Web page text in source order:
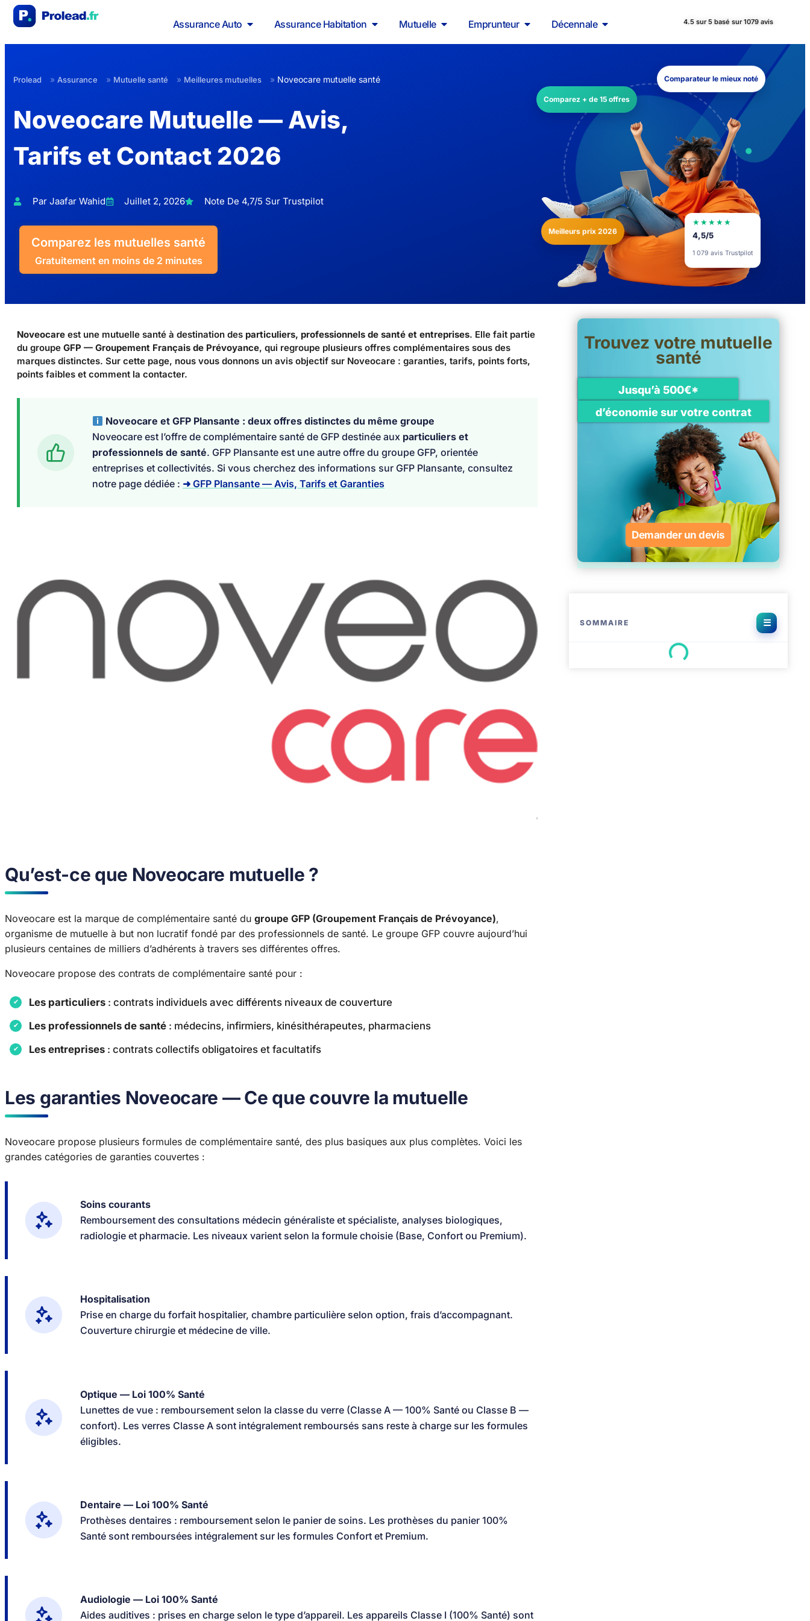
Assurance Auto Assurance Habitation Mutuelle Emprunteur Décennale 4.5 sur 5 basé sur 1079 avis
Prolead » Assurance » Mutuelle santé » Meilleures mutuelles » Noveocare mutuelle santé
Noveocare Mutuelle — Avis,
Tarifs et Contact 2026
Par Jaafar Wahid Juillet 2, 2026 Note De 4,7/5 Sur Trustpilot
Comparez les mutuelles santé
Gratuitement en moins de 2 minutes
Comparez + de 15 offres
Meilleurs prix 2026
Comparateur le mieux noté
★★★★★
4,5/5
1 079 avis Trustpilot
Noveocare est une mutuelle santé à destination des particuliers, professionnels de santé et entreprises. Elle fait partie
du groupe GFP — Groupement Français de Prévoyance, qui regroupe plusieurs offres complémentaires sous des
marques distinctes. Sur cette page, nous vous donnons un avis objectif sur Noveocare : garanties, tarifs, points forts,
points faibles et comment la contacter.
Noveocare et GFP Plansante : deux offres distinctes du même groupe
Noveocare est l’offre de complémentaire santé de GFP destinée aux particuliers et
professionnels de santé. GFP Plansante est une autre offre du groupe GFP, orientée
entreprises et collectivités. Si vous cherchez des informations sur GFP Plansante, consultez
notre page dédiée : ➜ GFP Plansante — Avis, Tarifs et Garanties
Qu’est-ce que Noveocare mutuelle ?
Noveocare est la marque de complémentaire santé du groupe GFP (Groupement Français de Prévoyance),
organisme de mutuelle à but non lucratif fondé par des professionnels de santé. Le groupe GFP couvre aujourd’hui
plusieurs centaines de milliers d’adhérents à travers ses différentes offres.
Noveocare propose des contrats de complémentaire santé pour :
Les particuliers : contrats individuels avec différents niveaux de couverture
Les professionnels de santé : médecins, infirmiers, kinésithérapeutes, pharmaciens
Les entreprises : contrats collectifs obligatoires et facultatifs
Les garanties Noveocare — Ce que couvre la mutuelle
Noveocare propose plusieurs formules de complémentaire santé, des plus basiques aux plus complètes. Voici les
grandes catégories de garanties couvertes :
Soins courants
Remboursement des consultations médecin généraliste et spécialiste, analyses biologiques,
radiologie et pharmacie. Les niveaux varient selon la formule choisie (Base, Confort ou Premium).
Hospitalisation
Prise en charge du forfait hospitalier, chambre particulière selon option, frais d’accompagnant.
Couverture chirurgie et médecine de ville.
Optique — Loi 100% Santé
Lunettes de vue : remboursement selon la classe du verre (Classe A — 100% Santé ou Classe B —
confort). Les verres Classe A sont intégralement remboursés sans reste à charge sur les formules
éligibles.
Dentaire — Loi 100% Santé
Prothèses dentaires : remboursement selon le panier de soins. Les prothèses du panier 100%
Santé sont remboursées intégralement sur les formules Confort et Premium.
Audiologie — Loi 100% Santé
Aides auditives : prises en charge selon le type d’appareil. Les appareils Classe I (100% Santé) sont
SOMMAIRE
Trouvez votre mutuelle
santé
Jusqu’à 500€*
d’économie sur votre contrat
Demander un devis